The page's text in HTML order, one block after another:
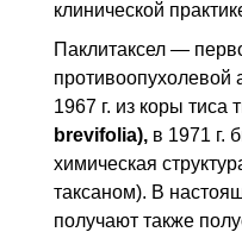
клинической
Паклитаксел —
противоопухолевой
1967 г. из коры тиса
brevifolia), в 1971 г.
химическая
таксаном). В
получают также